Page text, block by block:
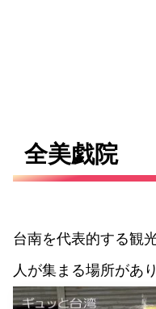
全美戯院
台南を代表的する観
人が集まる場所があ